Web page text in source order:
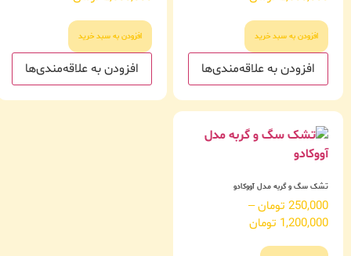
افزودن به سبد خرید
افزودن به علاقه‌مندی‌ها
افزودن به سبد خرید
افزودن به علاقه‌مندی‌ها
تشک سگ و گربه مدل آووکادو
250,000 تومان –
1,200,000 تومان